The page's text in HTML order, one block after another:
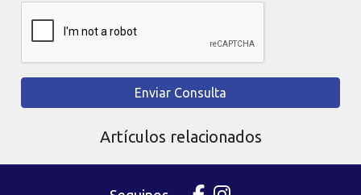
Enviar Consulta
Artículos relacionados